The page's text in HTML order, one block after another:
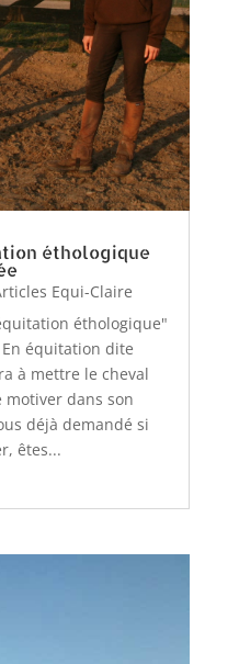
éthologique
Equi-Claire
éthologique"
équitation dite
à mettre le cheval
dans son
déjà demandé si
êtes...